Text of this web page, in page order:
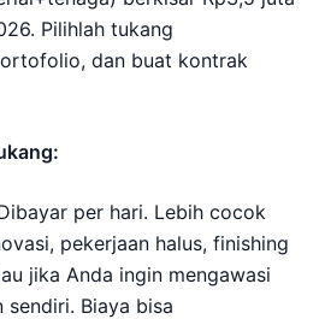
Pilihlah tukang
dan buat kontrak
per hari. Lebih cocok
pekerjaan halus, finishing
jika Anda ingin mengawasi
Biaya bisa